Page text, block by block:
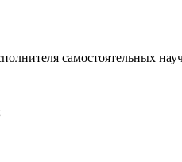
самостоятельных